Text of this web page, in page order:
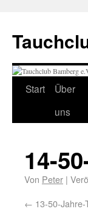
Start
Über
uns
14-
Von Peter |
13-50-